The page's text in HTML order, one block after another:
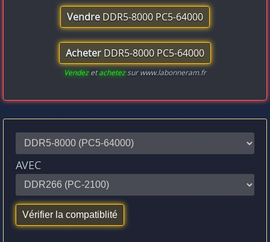
Vendre DDR5-8000 PC5-64000
Acheter DDR5-8000 PC5-64000
Vendezetachetezsur www.labonneram.fr
AVEC